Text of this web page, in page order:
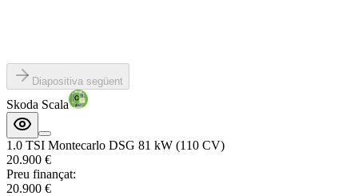
Diapositiva següent
Skoda Scala
1.0 TSI Montecarlo DSG 81 kW (110 CV)
20.900 €
Preu finançat:
20.900 €